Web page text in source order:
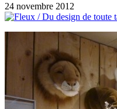
24 novembre 2012